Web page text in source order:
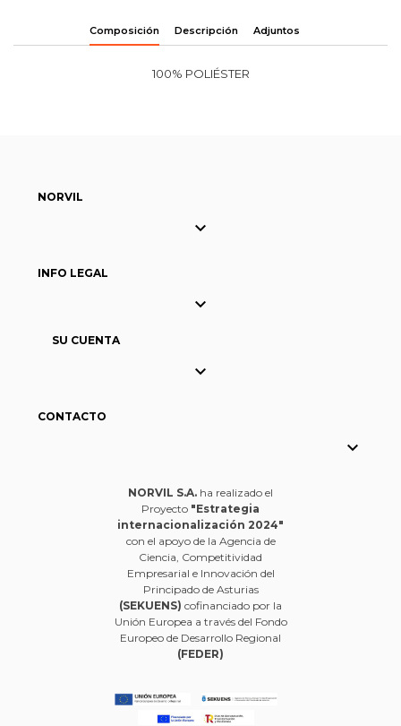
Composición Descripción Adjuntos
100% POLIÉSTER
NORVIL

INFO LEGAL

SU CUENTA

CONTACTO

NORVIL S.A. ha realizado el
Proyecto "Estrategia
internacionalización 2024"
con el apoyo de la Agencia de
Ciencia, Competitividad
Empresarial e Innovación del
Principado de Asturias
(SEKUENS) cofinanciado por la
Unión Europea a través del Fondo
Europeo de Desarrollo Regional
(FEDER)